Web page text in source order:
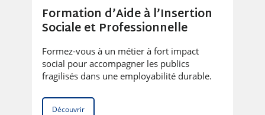
Formation d’Aide à l’Insertion
Sociale et Professionnelle
Formez-vous à un métier à fort impact
social pour accompagner les publics
fragilisés dans une employabilité durable.
Découvrir